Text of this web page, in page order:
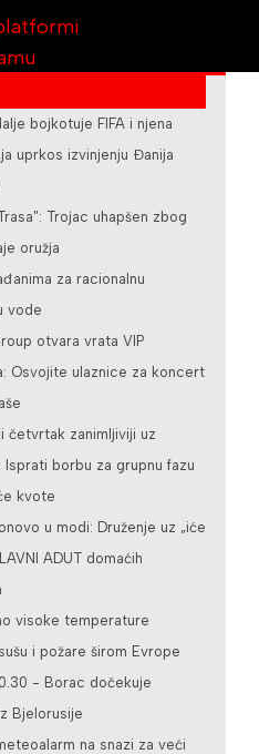
bojkotuje FIFA i njena
uprkos izvinjenju Đanija
Trojac uhapšen zbog
oružja
za racionalnu
vode
otvara vrata VIP
Osvojite ulaznice za koncert
četvrtak zanimljiviji uz
Isprati borbu za grupnu fazu
kvote
u modi: Druženje uz „iće
ADUT domaćih
visoke temperature
i požare širom Evrope
- Borac dočekuje
Bjelorusije
na snazi za veći